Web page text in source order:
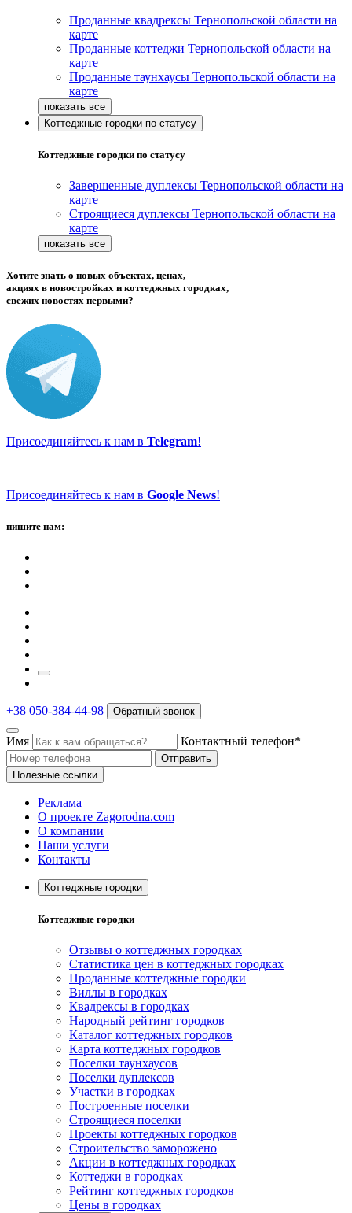
Проданные квадрексы Тернопольской области на
карте
Проданные коттеджи Тернопольской области на
карте
Проданные таунхаусы Тернопольской области на
карте
Коттеджные городки по статусу
Коттеджные городки по статусу
Завершенные дуплексы Тернопольской области на
карте
Строящиеся дуплексы Тернопольской области на
карте
Хотите знать о новых объектах, ценах,
акциях в новостройках и коттеджных городках,
свежих новостях первыми?
Присоединяйтесь к нам в Telegram!
Присоединяйтесь к нам в Google News!
пишите нам:
+38 050-384-44-98 Обратный звонок
Имя Контактный телефон*
Отправить
Полезные ссылки
Реклама
О проекте Zagorodna.com
О компании
Наши услуги
Контакты
Коттеджные городки
Коттеджные городки
Отзывы о коттеджных городках
Статистика цен в коттеджных городках
Проданные коттеджные городки
Виллы в городках
Квадрексы в городках
Народный рейтинг городков
Каталог коттеджных городков
Карта коттеджных городков
Поселки таунхаусов
Поселки дуплексов
Участки в городках
Построенные поселки
Строящиеся поселки
Проекты коттеджных городков
Строительство заморожено
Акции в коттеджных городках
Коттеджи в городках
Рейтинг коттеджных городков
Цены в городках